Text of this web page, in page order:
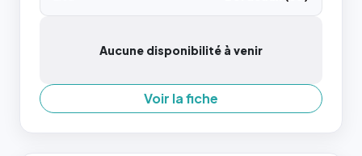
Aucune disponibilité à venir
Voir la fiche